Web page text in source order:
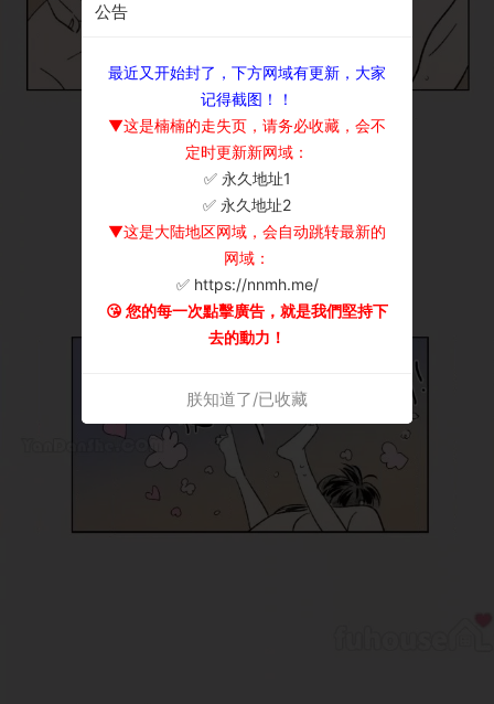
公告
最近又开始封了，下方网域有更新，大家
记得截图！！
▼这是楠楠的走失页，请务必收藏，会不
定时更新新网域：
✅ 永久地址1
✅ 永久地址2
▼这是大陆地区网域，会自动跳转最新的
网域：
✅ https://nnmh.me/
😘 您的每一次點擊廣告，就是我們堅持下
去的動力！
朕知道了/已收藏